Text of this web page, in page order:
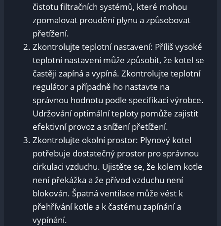
čistotu filtračních systémů, které mohou
zpomalovat proudění plynu a způsobovat
přetížení.
Zkontrolujte teplotní nastavení: Příliš vysoké
teplotní nastavení může způsobit, že kotel se
častěji zapíná a vypíná. Zkontrolujte teplotní
regulátor a případně ho nastavte na
správnou hodnotu podle specifikací výrobce.
Udržování optimální teploty pomůže zajistit
efektivní provoz a snížení přetížení.
Zkontrolujte okolní prostor: Plynový kotel
potřebuje dostatečný prostor pro správnou
cirkulaci vzduchu. Ujistěte se, že kolem kotle
není překážka a že přívod vzduchu není
blokován. Špatná ventilace může vést k
přehřívání kotle a k častému zapínání a
vypínání.